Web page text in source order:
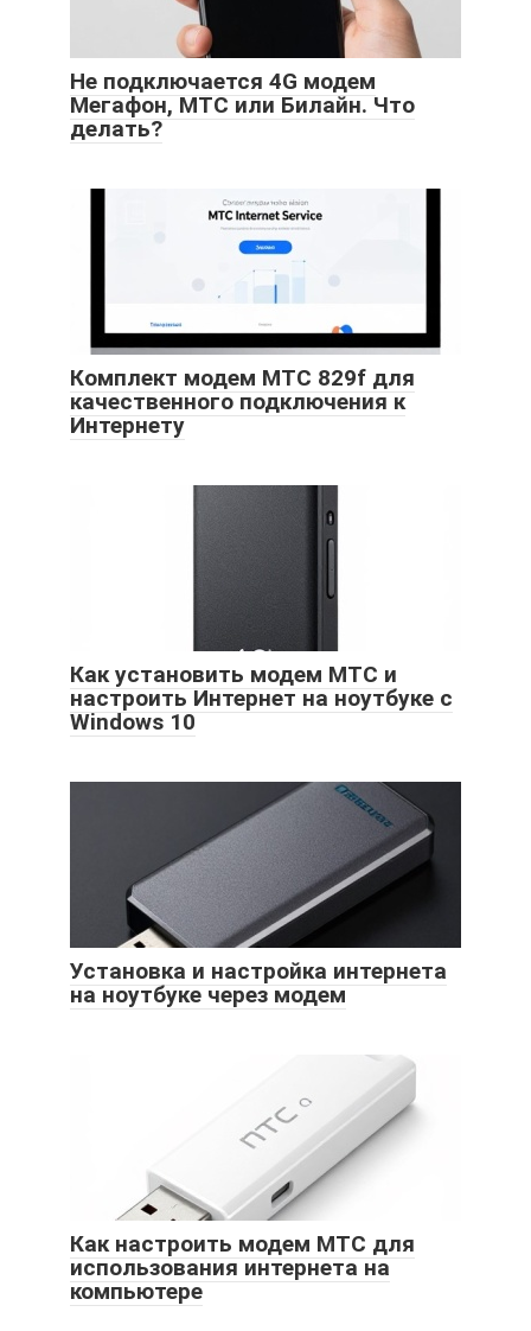
Не подключается 4G модем
Мегафон, МТС или Билайн. Что
делать?
Комплект модем МТС 829f для
качественного подключения к
Интернету
Как установить модем МТС и
настроить Интернет на ноутбуке с
Windows 10
Установка и настройка интернета
на ноутбуке через модем
Как настроить модем МТС для
использования интернета на
компьютере